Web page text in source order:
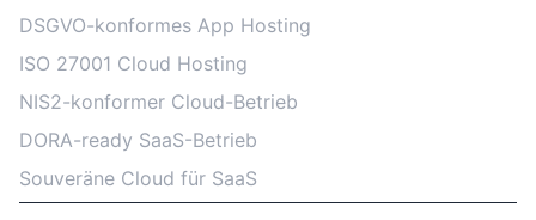
DSGVO-konformes App Hosting
ISO 27001 Cloud Hosting
NIS2-konformer Cloud-Betrieb
DORA-ready SaaS-Betrieb
Souveräne Cloud für SaaS